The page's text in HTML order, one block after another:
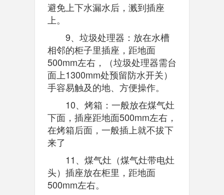
避免上下水漏水后，溅到插座
上。
9、垃圾处理器：放在水槽
相邻的柜子里插座，距地面
500mm左右，（垃圾处理器需台
面上1300mm处预留防水开关）
手容易触及的地、方便操作。
10、烤箱：一般放在煤气灶
下面，插座距地面500mm左右，
在烤箱后面，一般插上就不拔下
来了
11、煤气灶（煤气灶带电灶
头）插座放在柜里，距地面
500mm左右。